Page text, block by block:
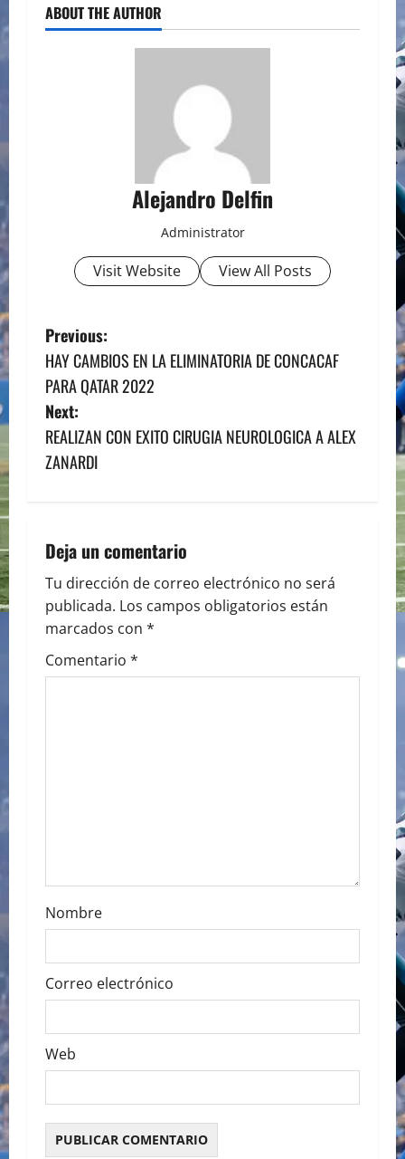
ABOUT THE AUTHOR
Alejandro Delfin
Administrator
Visit Website View All Posts
P
o
s
t
v
i
g
a
Previous:
HAY CAMBIOS EN LA ELIMINATORIA DE CONCACAF
PARA QATAR 2022
Next:
REALIZAN CON EXITO CIRUGIA NEUROLOGICA A ALEX
ZANARDI
Deja un comentario
Tu dirección de correo electrónico no será
publicada. Los campos obligatorios están
marcados con *
Comentario *
Nombre
Correo electrónico
Web